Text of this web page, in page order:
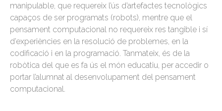
manipulable, que requereix l’ús d’artefactes tecnològics
capaços de ser programats (robots), mentre que el
pensament computacional no requereix res tangible i sí
d’experiències en la resolució de problemes, en la
codificació i en la programació. Tanmateix, és de la
robòtica del que es fa ús el món educatiu, per accedir o
portar l’alumnat al desenvolupament del pensament
computacional.